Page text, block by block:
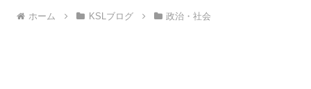
ホーム KSLブログ 政治・社会